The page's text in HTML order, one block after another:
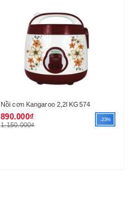
Nồi cơn Kangaroo 2,2l KG574
890.000₫
1.150.000₫
-23%